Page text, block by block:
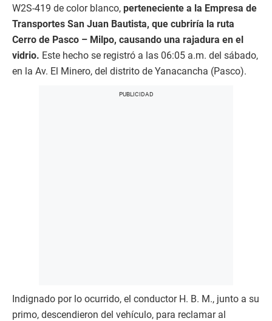
W2S-419 de color blanco, perteneciente a la Empresa de
Transportes San Juan Bautista, que cubriría la ruta
Cerro de Pasco – Milpo, causando una rajadura en el
vidrio. Este hecho se registró a las 06:05 a.m. del sábado,
en la Av. El Minero, del distrito de Yanacancha (Pasco).
Indignado por lo ocurrido, el conductor H. B. M., junto a su
primo, descendieron del vehículo, para reclamar al